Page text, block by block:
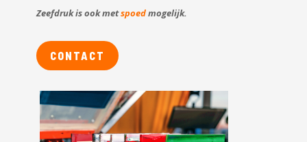
Zeefdruk is ook metspoedmogelijk.
CONTACT